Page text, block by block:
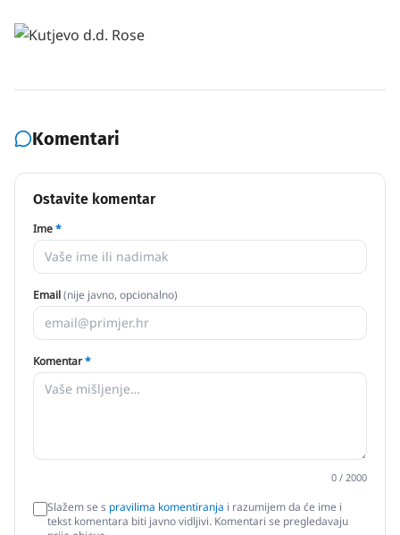
Komentari
Ostavite komentar
Ime*
Email(nije javno, opcionalno)
Komentar*
0 / 2000
Slažem se s pravilima komentiranja i razumijem da će ime i
tekst komentara biti javno vidljivi. Komentari se pregledavaju